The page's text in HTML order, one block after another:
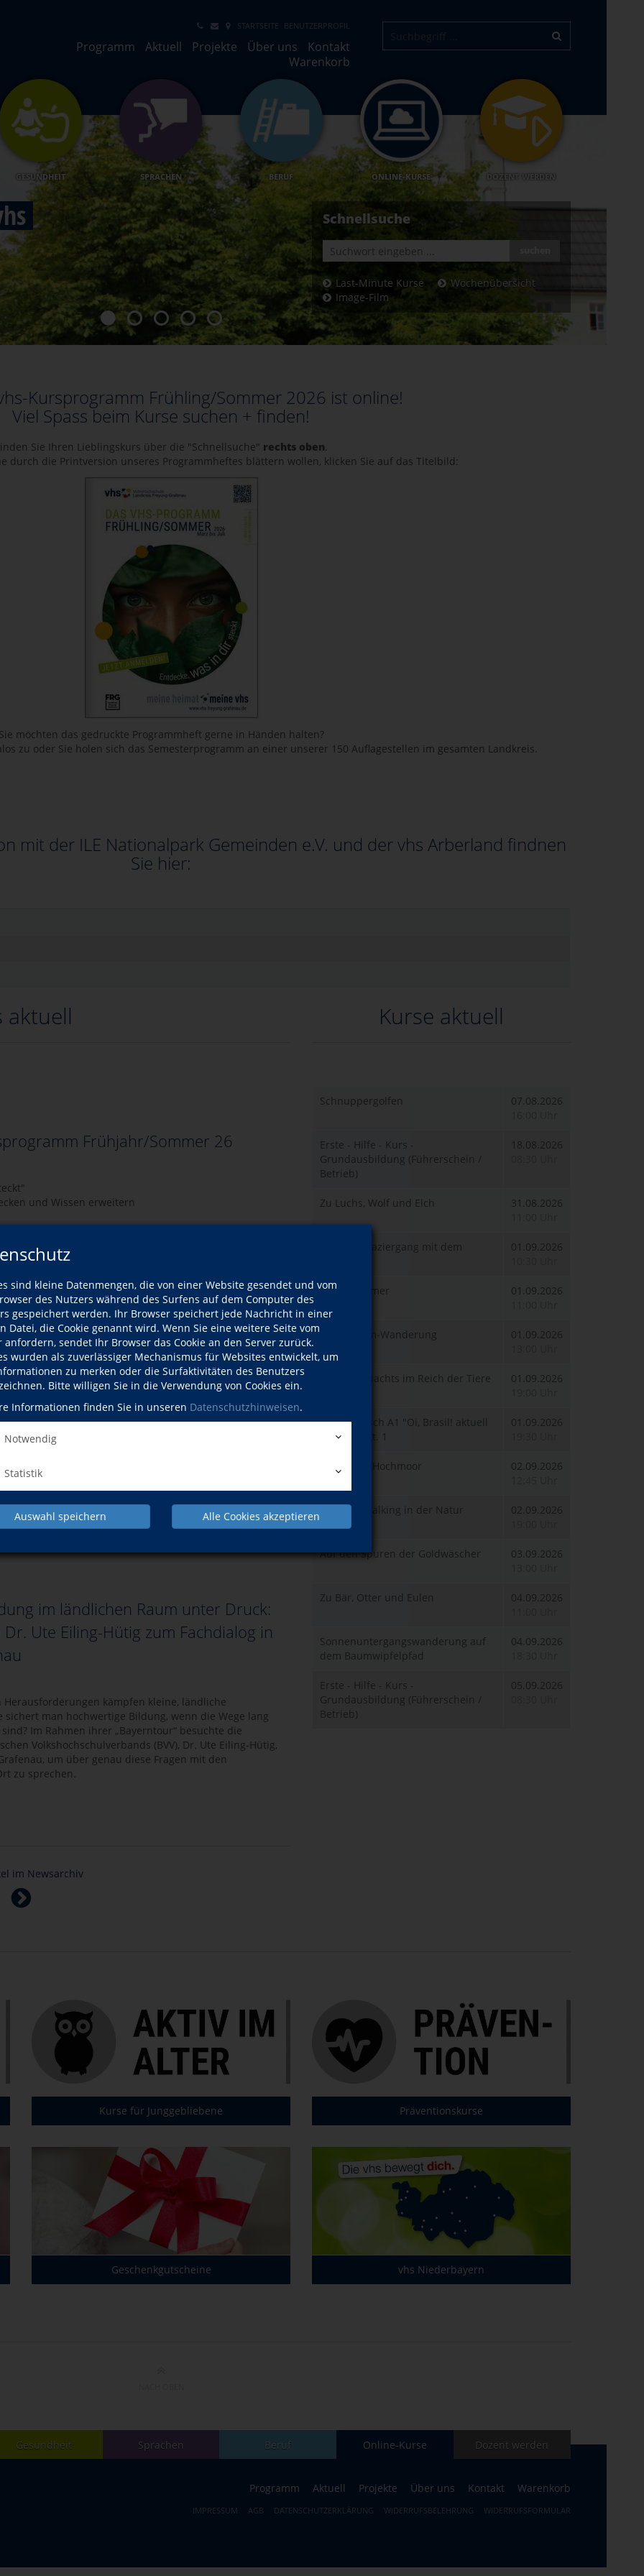
sind kleine Datenmengen, die von einer Website gesendet und vom
des Nutzers während des Surfens auf dem Computer des
gespeichert werden. Ihr Browser speichert jede Nachricht in einer
Datei, die Cookie genannt wird. Wenn Sie eine weitere Seite vom
anfordern, sendet Ihr Browser das Cookie an den Server zurück.
wurden als zuverlässiger Mechanismus für Websites entwickelt, um
zu merken oder die Surfaktivitäten des Benutzers
Bitte willigen Sie in die Verwendung von Cookies ein.
Informationen finden Sie in unseren Datenschutzhinweisen.
Notwendig
Statistik
Auswahl speichern Alle Cookies akzeptieren
STARTSEITE BENUTZERPROFIL
Programm Aktuell Projekte Über uns
Kontakt
Warenkorb
GESUNDHEIT SPRACHEN BERUF ONLINE-KURSE DOZENT WERDEN
Alter Schnellsuche
Last-Minute Kurse
Wochenübersicht
Image-Film
Kursprogramm Frühling/Sommer 2026 ist online!
Viel Spass beim Kurse suchen + finden!
Sie Ihren Lieblingskurs über die "Schnellsuche" rechts oben.
durch die Printversion unseres Programmheftes blättern wollen, klicken Sie auf das Titelbild:
Sie möchten das gedruckte Programmheft gerne in Händen halten?
zu oder Sie holen sich das Semesterprogramm an einer unserer 150 Auflagestellen im gesamten Landkreis.
mit der ILE Nationalpark Gemeinden e.V. und der vhs Arberland findnen
Sie hier:
aktuell
Frühjahr/Sommer 26
und Wissen erweitern
der ILE Nationalparkgemeinden,
vhs Freyung-Grafenau:
und Vortragsangebot
Wissensaustausch und die Zusammenarbeit in der
wurde ein breit angelegtes Fortbildungs- und
Mandatsträger und Verwaltungsmitarbeitende
wurde das Programm von der ILE
die auch den Anstoß für die Kooperation mit der vhs
Grafenau gegeben haben. Das Angebot richtet
, Kreis-, Markt- und Stadträte sowie an Mitarbeitende in
Ergänzend dazu werden spezielle Fortbildungen für
Auch für die interessierte Bürgerschaft werden
gesellschaftlich relevanten Themen organisiert.
im ländlichen Raum unter Druck:
Ute Eiling-Hütig zum Fachdialog in
Herausforderungen kämpfen kleine, ländliche
sichert man hochwertige Bildung, wenn die Wege lang
Im Rahmen ihrer „Bayerntour“ besuchte die
Volkshochschulverbands (BVV), Dr. Ute Eiling-Hütig,
um über genau diese Fragen mit den
zu sprechen.
im Newsarchiv
Kurse aktuell
Schnuppergolfen
07.08.2026
Erste - Hilfe - Kurs -
Grundausbildung (Führerschein /
Betrieb)
18.08.2026
Zu Luchs, Wolf und Elch
31.08.2026
Wildnis-Spaziergang mit dem
01.09.2026
Wipfelstürmer
01.09.2026
Steinklamm-Wanderung
01.09.2026
Abends / Nachts im Reich der Tiere
01.09.2026
Portugiesisch A1 "Oi, Brasil! aktuell
A1", ab Lekt. 1
01.09.2026
Durch das Hochmoor
02.09.2026
Fitness - Walking in der Natur
02.09.2026
Auf den Spuren der Goldwäscher
03.09.2026
Zu Bär, Otter und Eulen
04.09.2026
Sonnenuntergangswanderung auf
dem Baumwipfelpfad
04.09.2026
Erste - Hilfe - Kurs -
Grundausbildung (Führerschein /
Betrieb)
05.09.2026
Kurse für Junggebliebene Präventionskurse
Geschenkgutscheine vhs Niederbayern
Gesundheit Sprachen Beruf Online-Kurse Dozent werden
Programm Aktuell Projekte Über uns Kontakt Warenkorb
IMPRESSUM AGB DATENSCHUTZERKLÄRUNG WIDERRUFSBELEHRUNG WIDERRUFSFORMULAR